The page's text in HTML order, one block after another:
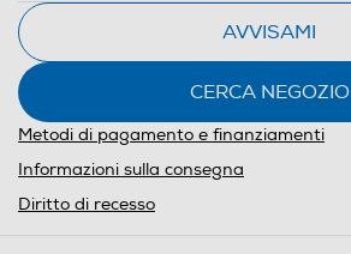
AVVISAMI
CERCA NEGOZIO
Metodi di pagamento e finanziamenti
Informazioni sulla consegna
Diritto di recesso